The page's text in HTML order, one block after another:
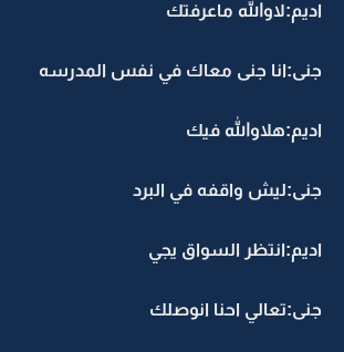
اديم:لاوالله ماعرفتك
جنى:انا جنى معاك في نفس المدرسه
اديم:هلاوالله فيك
جنى:ليش واقفه في البرد
اديم:انتظر السواق يجي
جنى:تعالي احنا انوصلك